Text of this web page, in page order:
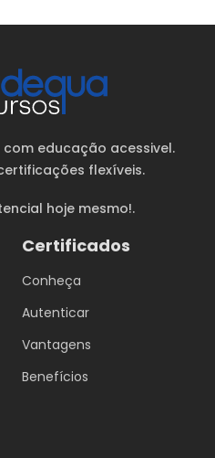
educação acessivel.
flexíveis.
hoje mesmo!.
Certificados
Conheça
Autenticar
Vantagens
Benefícios